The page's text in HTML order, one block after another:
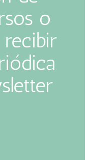
o
recibir